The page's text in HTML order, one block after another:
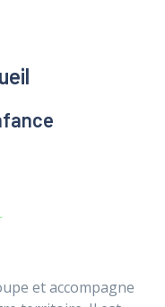
et accompagne